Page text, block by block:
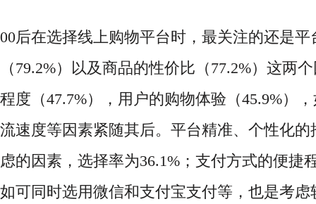
00后在选择线上购物平台时，最关注的还是平
（79.2%）以及商品的性价比（77.2%）这两
程度（47.7%），用户的购物体验（45.9%）
流速度等因素紧随其后。平台精准、个性化的
虑的因素，选择率为36.1%；支付方式的便捷
如可同时选用微信和支付宝支付等，也是考虑